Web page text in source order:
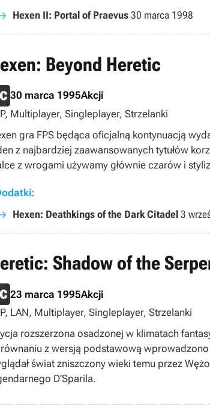
Hexen II: Portal of Praevus 30 marca 1998
Beyond Heretic
30 marca 1995Akcji
Multiplayer, Singleplayer, Strzelanki
gra FPS będąca oficjalną kontynuacją
z najbardziej zaawansowanych tytułów
z wrogami używamy głównie czarów i
Hexen: Deathkings of the Dark Citadel 3
Shadow of the
23 marca 1995Akcji
LAN, Multiplayer, Singleplayer, Strzelanki
rozszerzona osadzonej w klimatach
z wersją podstawową
świat zniszczony wieki temu przez
D’Sparila.